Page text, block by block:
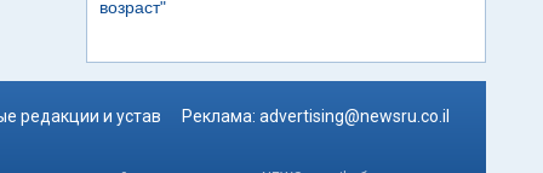
редакции и устав Реклама: advertising@newsru.co.il